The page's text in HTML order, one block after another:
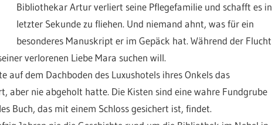
Bibliothekar Artur verliert seine Pflegefamilie und schafft es in
letzter Sekunde zu fliehen. Und niemand ahnt, was für ein
besonderes Manuskript er im Gepäck hat. Während der Flucht
verlorenen Liebe Mara suchen will.
auf dem Dachboden des Luxushotels ihres Onkels das
aber nie abgeholt hatte. Die Kisten sind eine wahre Fundgrube
Buch, das mit einem Schloss gesichert ist, findet.